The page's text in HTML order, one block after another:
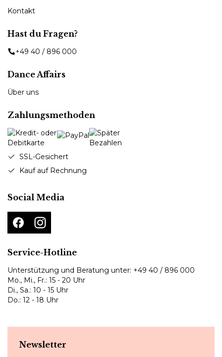
Kontakt
Hast du Fragen?
+49 40 / 896 000
Dance Affairs
Über uns
Zahlungsmethoden
SSL-Gesichert
Kauf auf Rechnung
Social Media
Service-Hotline
Unterstützung und Beratung unter: +49 40 / 896 000
Mo., Mi., Fr.: 15 - 20 Uhr
Di., Sa.: 10 - 15 Uhr
Do.: 12 - 18 Uhr
Newsletter